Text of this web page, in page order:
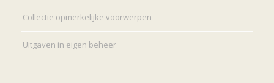
Collectie opmerkelijke voorwerpen
Uitgaven in eigen beheer